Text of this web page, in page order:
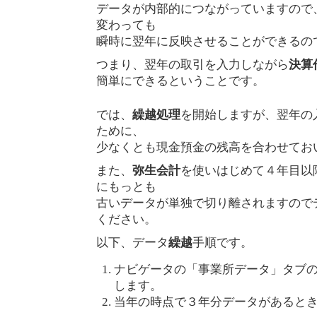
データが内部的につながっていますので
変わっても
瞬時に翌年に反映させることができるの
つまり、翌年の取引を入力しながら決算
簡単にできるということです。
では、 繰越処理を開始しますが、翌年
ために、
少なくとも現金預金の残高を合わせて
また、 弥生会計を使いはじめて４年目
にもっとも
古いデータが単独で切り離されますの
ください。
以下、データ繰越手順です。
ナビゲータの「事業所データ」タブ
します。
当年の時点で３年分データがあると